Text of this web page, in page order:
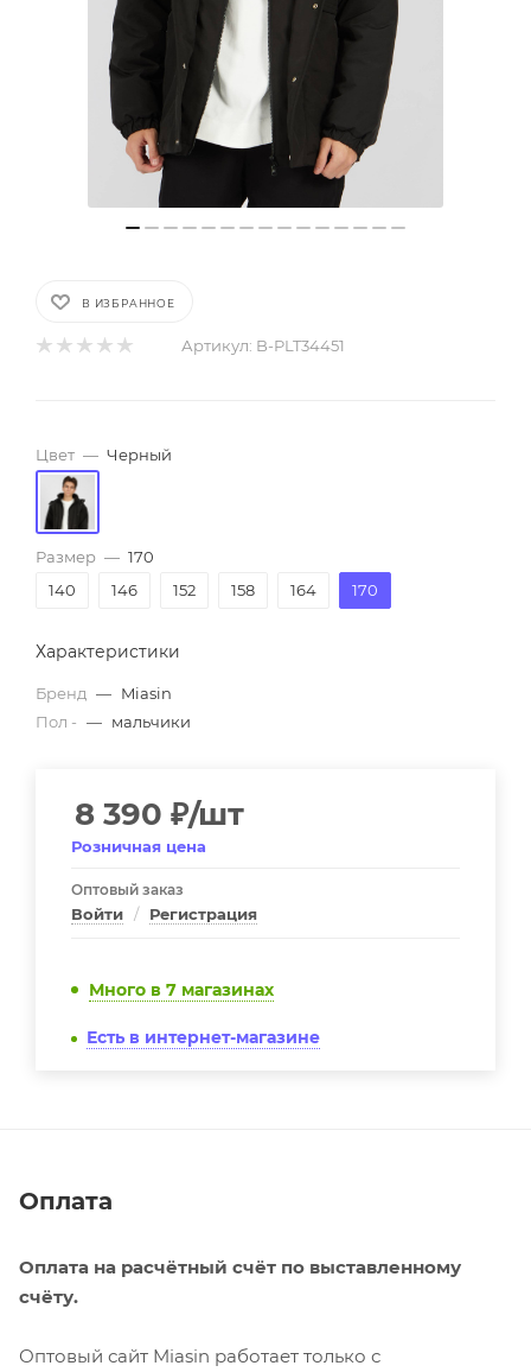
В ИЗБРАННОЕ
Артикул: B-PLT34451
Цвет — Черный
Размер — 170
140
146 152 158 164 170
Характеристики
Бренд — Miasin
Пол - — мальчики
8 390 ₽/шт
Розничная цена
Оптовый заказ
Войти / Регистрация
Много в 7 магазинах
Есть в интернет-магазине
Оплата
Оплата на расчётный счёт по выставленному
счёту.
Оптовый сайт Miasin работает только с